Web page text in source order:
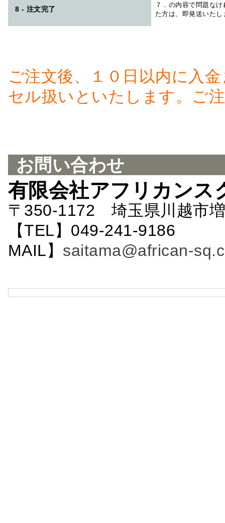
8 - 注文完了
７．の内容で問題な
た方は、即発送いたし
ご注文後、１０日以内に入
セル扱いといたします。ご
お問い合わせ
有限会社アフリカンス
〒350-1172 埼玉県川越市
【TEL】049-241-
MAIL】 saitama@african-